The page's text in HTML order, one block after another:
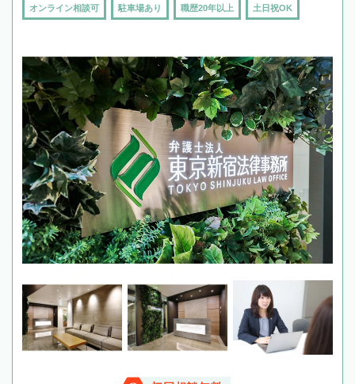
オンライン相談可 駐車場あり 職歴20年以上 土日祝OK